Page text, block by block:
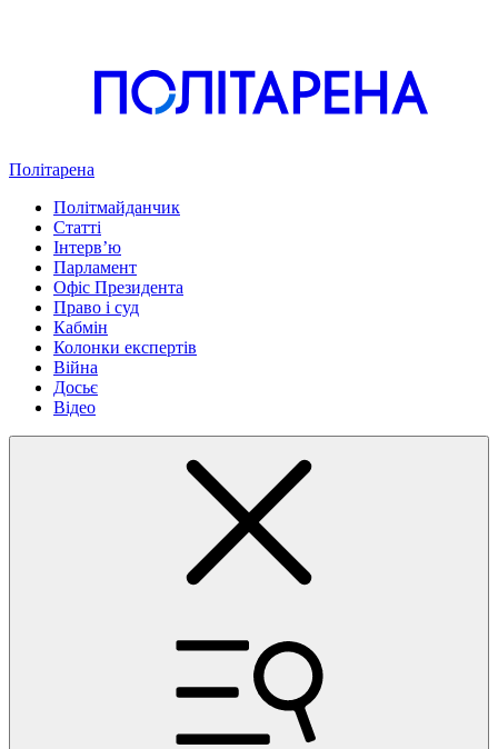
Політарена
Політмайданчик
Статті
Інтервʼю
Парламент
Офіс Президента
Право і суд
Кабмін
Колонки експертів
Війна
Досьє
Відео